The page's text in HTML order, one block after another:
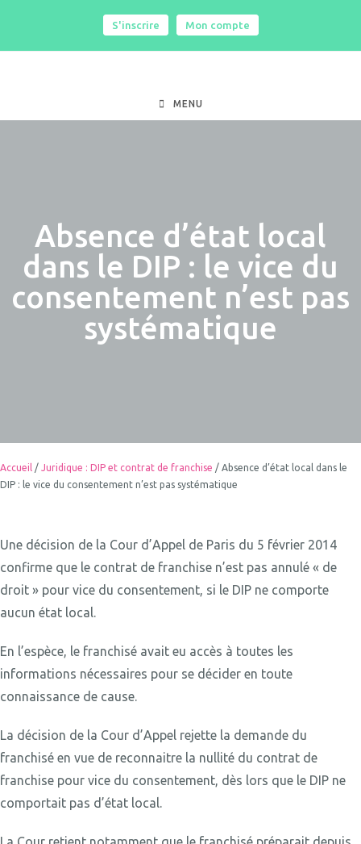
S'inscrire Mon compte
MENU
Absence d’état local
dans le DIP : le vice du
consentement n’est pas
systématique
Accueil / Juridique : DIP et contrat de franchise / Absence d’état local dans le
DIP : le vice du consentement n’est pas systématique
Une décision de la Cour d’Appel de Paris du 5 février 2014
confirme que le contrat de franchise n’est pas annulé « de
droit » pour vice du consentement, si le DIP ne comporte
aucun état local.
En l’espèce, le franchisé avait eu accès à toutes les
informations nécessaires pour se décider en toute
connaissance de cause.
La décision de la Cour d’Appel rejette la demande du
franchisé en vue de reconnaitre la nullité du contrat de
franchise pour vice du consentement, dès lors que le DIP ne
comportait pas d’état local.